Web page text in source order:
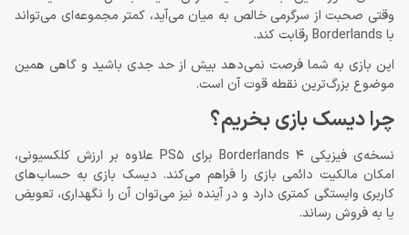
وقتی صحبت از سرگرمی خالص به میان می‌آید، کمتر مجموعه‌ای می‌تواند
با Borderlands رقابت کند.
این بازی به شما فرصت نمی‌دهد بیش از حد جدی باشید و گاهی همین
موضوع بزرگ‌ترین نقطه قوت آن است.
چرا دیسک بازی بخریم؟
نسخه‌ی فیزیکی Borderlands 4 برای PS5 علاوه بر ارزش کلکسیونی،
امکان مالکیت دائمی بازی را فراهم می‌کند. دیسک بازی به حساب‌های
کاربری وابستگی کمتری دارد و در آینده نیز می‌توان آن را نگهداری، تعویض
یا به فروش رساند.